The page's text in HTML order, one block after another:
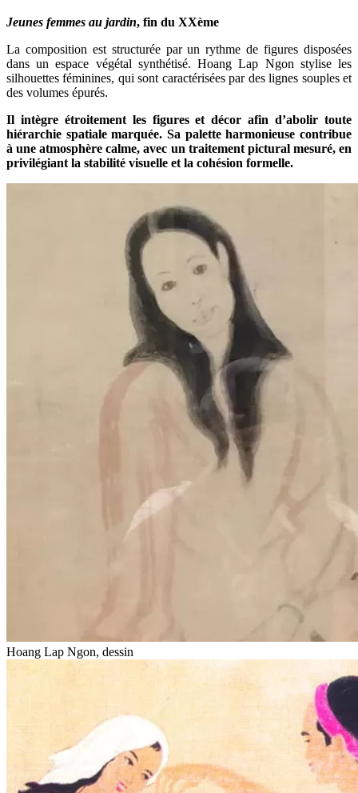
Jeunes femmes au jardin, fin du XXème
La composition est structurée par un rythme de figures disposées
dans un espace végétal synthétisé. Hoang Lap Ngon stylise les
silhouettes féminines, qui sont caractérisées par des lignes souples et
des volumes épurés.
Il intègre étroitement les figures et décor afin d’abolir toute
hiérarchie spatiale marquée. Sa palette harmonieuse contribue
à une atmosphère calme, avec un traitement pictural mesuré, en
privilégiant la stabilité visuelle et la cohésion formelle.
Hoang Lap Ngon, dessin